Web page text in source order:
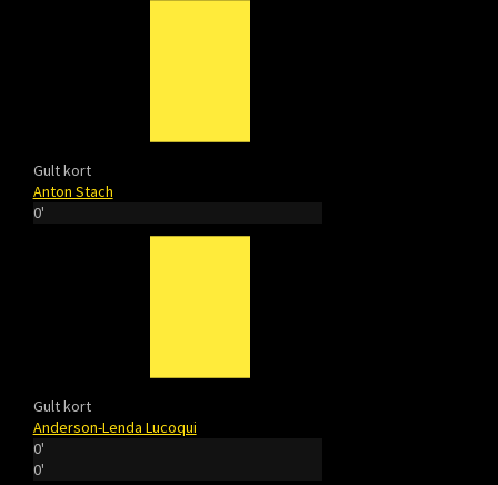
Gult kort
Anton Stach
0'
Gult kort
Anderson-Lenda Lucoqui
0'
0'